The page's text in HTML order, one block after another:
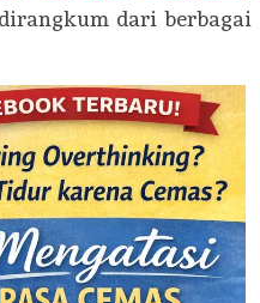
dari berbagai